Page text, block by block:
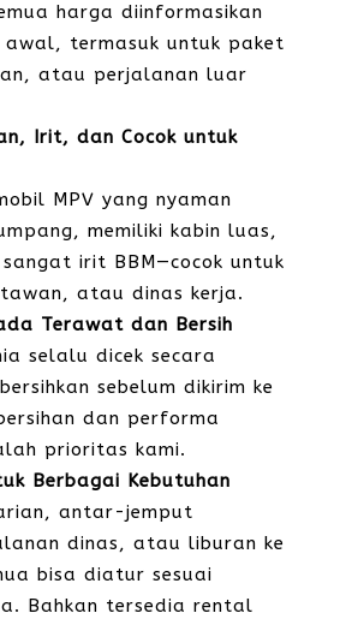
harga diinformasikan
awal, termasuk untuk paket
atau perjalanan luar
Irit, dan Cocok untuk
MPV yang nyaman
memiliki kabin luas,
irit BBM—cocok untuk
atau dinas kerja.
Terawat dan Bersih
selalu dicek secara
sebelum dikirim ke
dan performa
prioritas kami.
Berbagai Kebutuhan
antar-jemput
dinas, atau liburan ke
bisa diatur sesuai
Bahkan tersedia rental